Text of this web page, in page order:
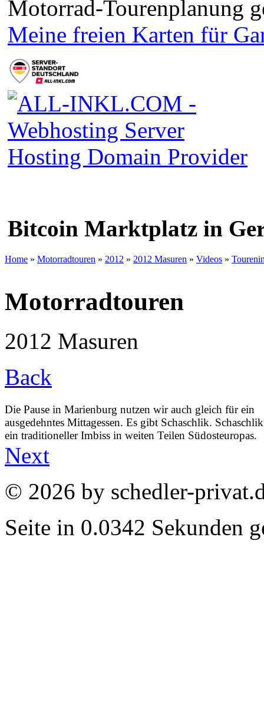
Motorrad-Tourenplanung
Meine freien Karten für
Bitcoin Marktplatz in
Home » Motorradtouren » 2012 » 2012 Masuren » Videos »
Motorradtouren
2012 Masuren
Back
Die Pause in Marienburg nutzen wir auch gleich für ein
ausgedehntes Mittagessen. Es gibt Schaschlik.
ein traditioneller Imbiss in weiten Teilen Südosteuropas.
Next
© 2026 by schedler-
Seite in 0.0342 Sekunden